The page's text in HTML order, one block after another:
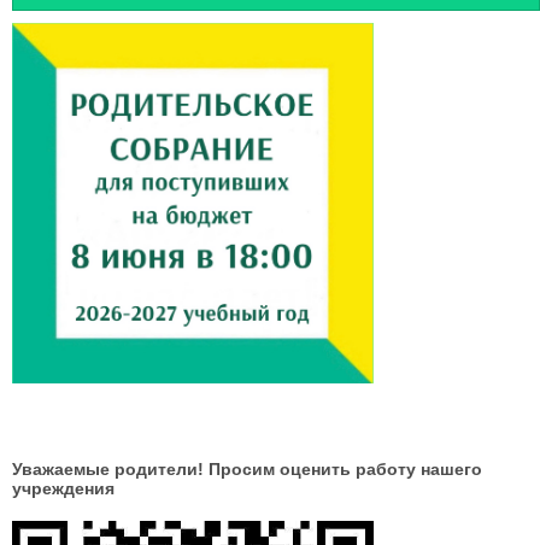
Уважаемые родители! Просим оценить работу нашего
учреждения